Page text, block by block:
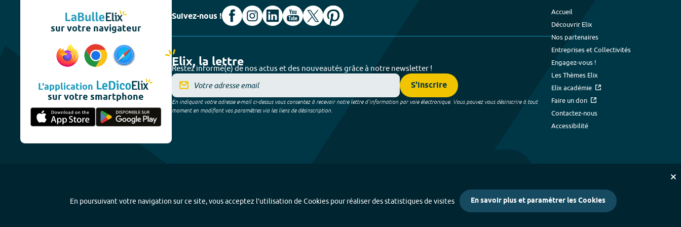
sur votre navigateur
L'application
sur votre smartphone
Suivez-nous !
Elix, la lettre
Restez informé(e) de nos actus et des nouveautés grâce à notre newsletter !
S'inscrire
En indiquant votre adresse e-mail ci-dessus vous consentez à recevoir notre lettre d’information par voie électronique. Vous pouvez vous désinscrire à tout
moment en modifiant vos paramètres via les liens de désinscription.
Accueil
Découvrir Elix
Nos partenaires
Entreprises et Collectivités
Engagez-vous !
Les Thèmes Elix
Elix académie
Faire un don
Contactez-nous
Accessibilité
En poursuivant votre navigation sur ce site, vous acceptez l’utilisation de Cookies pour réaliser des statistiques de visites En savoir plus et paramétrer les Cookies